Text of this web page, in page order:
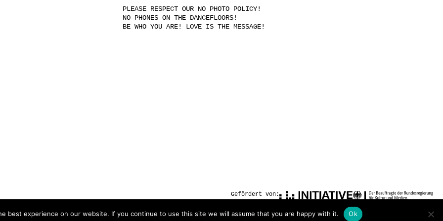
PLEASE RESPECT OUR NO PHOTO POLICY!
NO PHONES ON THE DANCEFLOORS!
BE WHO YOU ARE! LOVE IS THE MESSAGE!
Gefördert von:
best experience on our website. If you continue to use this site we will assume that you are happy with it. Ok